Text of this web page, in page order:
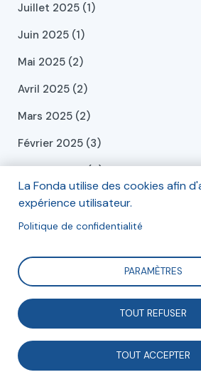
Juillet 2025 (1)
Juin 2025 (1)
Mai 2025 (2)
Avril 2025 (2)
Mars 2025 (2)
Février 2025 (3)
Janvier 2025 (4)
Décembre 2024 (6)
Novembre 2024 (1)
Septembre 2024 (2)
Juillet 2024 (2)
Juin 2024 (2)
Mai 2024 (2)
La Fonda utilise des cookies afin
expérience utilisateur.
Politique de confidentialité
PARAMÈTRES
TOUT REFUSER
TOUT ACCEPTER